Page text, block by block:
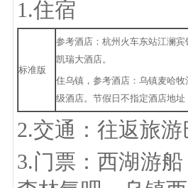
1.住宿
标准版
参考酒店：杭州火车东站江澜
凯瑞大酒店。
住乌镇，参考酒店：乌镇麦哈
级酒店。节假日不指定酒店地
2.交通：往返旅
3.门票：西湖游